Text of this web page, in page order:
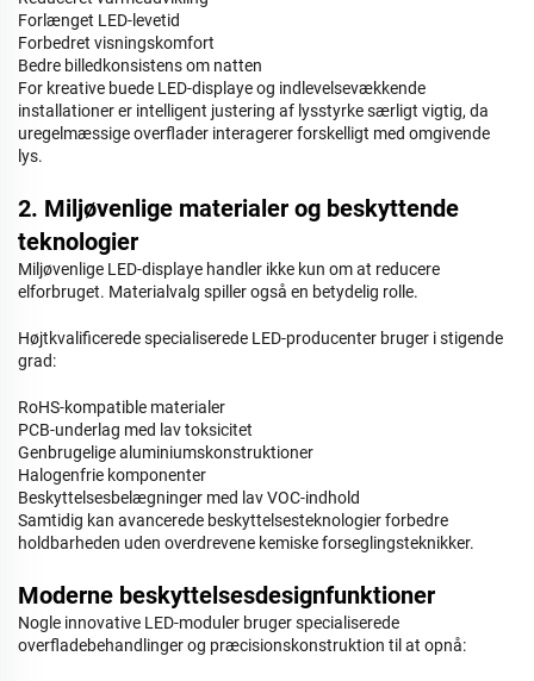
Forlænget LED-levetid
Forbedret visningskomfort
Bedre billedkonsistens om natten
For kreative buede LED-displaye og indlevelsevækkende
installationer er intelligent justering af lysstyrke særligt vigtig, da
uregelmæssige overflader interagerer forskelligt med omgivende
lys.
2. Miljøvenlige materialer og beskyttende
teknologier
Miljøvenlige LED-displaye handler ikke kun om at reducere
elforbruget. Materialvalg spiller også en betydelig rolle.
Højtkvalificerede specialiserede LED-producenter bruger i stigende
grad:
RoHS-kompatible materialer
PCB-underlag med lav toksicitet
Genbrugelige aluminiumskonstruktioner
Halogenfrie komponenter
Beskyttelsesbelægninger med lav VOC-indhold
Samtidig kan avancerede beskyttelsesteknologier forbedre
holdbarheden uden overdrevene kemiske forseglingsteknikker.
Moderne beskyttelsesdesignfunktioner
Nogle innovative LED-moduler bruger specialiserede
overfladebehandlinger og præcisionskonstruktion til at opnå: